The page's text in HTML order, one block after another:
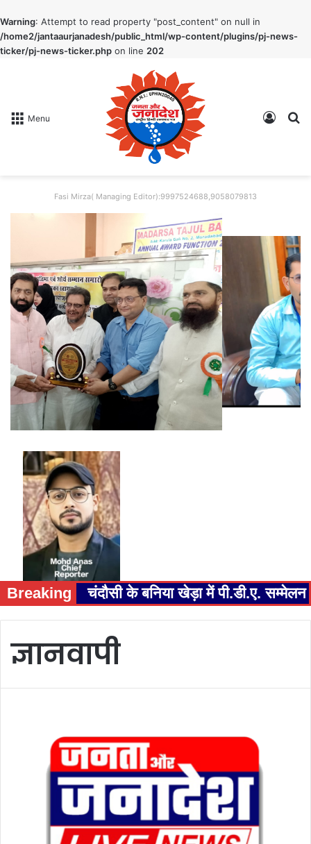
Warning: Attempt to read property "post_content" on null in
/home2/jantaaurjanadesh/public_html/wp-content/plugins/pj-news-
ticker/pj-news-ticker.php on line 202
Menu Log In
Fasi Mirza( Managing Editor):9997524688,9058079813
Breaking चंदौसी के बनिया खेड़ा में पी.डी.ए.
ज्ञानवापी